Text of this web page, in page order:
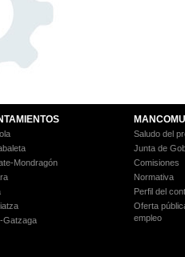
Mondragón
Gatzaga
Saludo del
Junta de
Comisiones
Normativa
Perfil del
Oferta
empleo